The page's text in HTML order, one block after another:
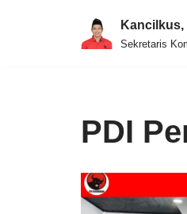
Kancilkus,
Sekretaris
PDI